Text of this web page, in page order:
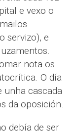
e vexo o
servizo), e
nota os
O día
unha cascada
da oposición.
debía de ser